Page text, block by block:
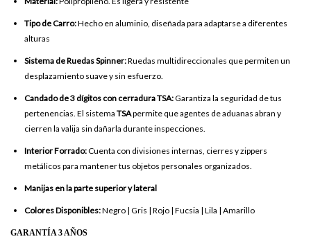
Tipo de Carro:Hecho en aluminio, diseñada para adaptarse a diferentes
alturas
Sistema de Ruedas Spinner:Ruedas multidireccionales que permiten un
desplazamiento suave y sin esfuerzo.
Candado de 3 dígitos con cerradura TSA:Garantiza la seguridad de tus
pertenencias. El sistema TSApermite que agentes de aduanas abran y
cierren la valija sin dañarla durante inspecciones.
Interior Forrado:Cuenta con divisiones internas, cierres y zippers
metálicos para mantener tus objetos personales organizados.
Manijas en la parte superior y lateral
Colores Disponibles:Negro | Gris | Rojo | Fucsia | Lila | Amarillo
GARANTÍA 3 AÑOS